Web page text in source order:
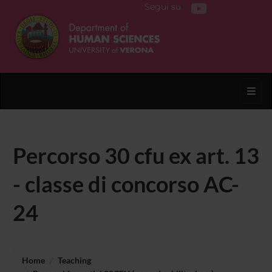
Segui su
Percorso 30 cfu ex art. 13
- classe di concorso AC-
24
Home
Teaching